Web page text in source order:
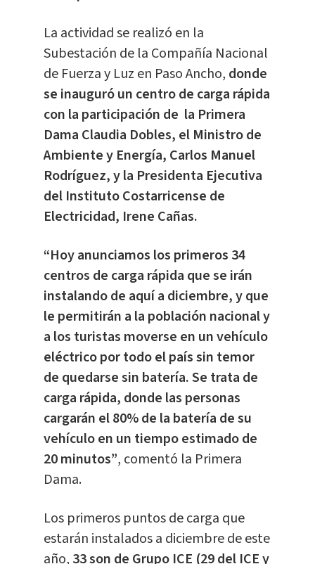
La actividad se realizó en la
Subestación de la Compañía Nacional
de Fuerza y Luz en Paso Ancho, donde
se inauguró un centro de carga rápida
con la participación de la Primera
Dama Claudia Dobles, el Ministro de
Ambiente y Energía, Carlos Manuel
Rodríguez, y la Presidenta Ejecutiva
del Instituto Costarricense de
Electricidad, Irene Cañas.
“Hoy anunciamos los primeros 34
centros de carga rápida que se irán
instalando de aquí a diciembre, y que
le permitirán a la población nacional y
a los turistas moverse en un vehículo
eléctrico por todo el país sin temor
de quedarse sin batería. Se trata de
carga rápida, donde las personas
cargarán el 80% de la batería de su
vehículo en un tiempo estimado de
20 minutos”, comentó la Primera
Dama.
Los primeros puntos de carga que
estarán instalados a diciembre de este
año, 33 son de Grupo ICE (29 del ICE y